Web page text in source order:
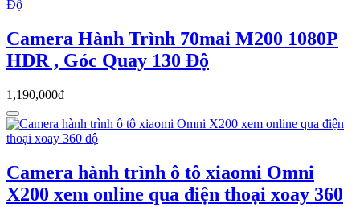
Camera Hành Trình 70mai M200 1080P
HDR , Góc Quay 130 Độ
1,190,000đ
Camera hành trình ô tô xiaomi Omni
X200 xem online qua điện thoại xoay 360